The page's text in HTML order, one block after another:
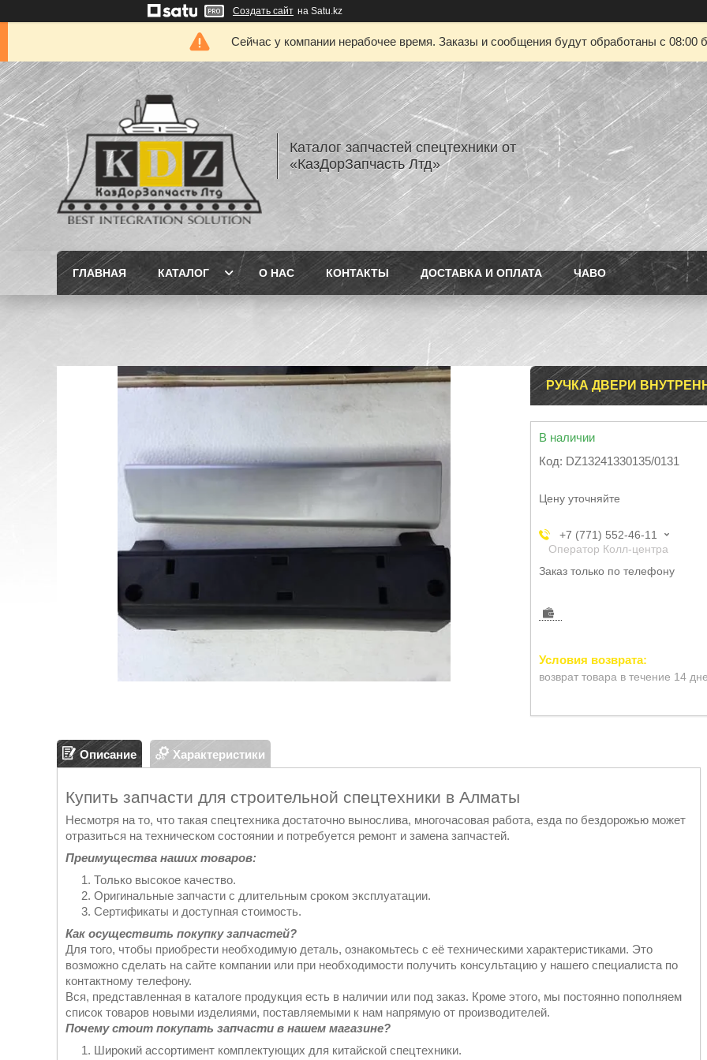
Создать сайт на Satu.kz
Сейчас у компании нерабочее время. Заказы и сообщения будут обработаны с 08:00
Каталог запчастей спецтехники от
«КазДорЗапчасть Лтд»
ГЛАВНАЯ КАТАЛОГ О НАС КОНТАКТЫ ДОСТАВКА И ОПЛАТА ЧАВО
РУЧКА ДВЕРИ
В наличии
Код: DZ13241330135/0131
Цену уточняйте
+7 (771) 552-46-11
Оператор Колл-центра
Заказ только по телефону
возврат товара в течение 14
Описание Характеристики
Купить запчасти для строительной спецтехники в Алматы
Несмотря на то, что такая спецтехника достаточно вынослива, многочасовая работа, езда по бездорожью может
отразиться на техническом состоянии и потребуется ремонт и замена запчастей.
Преимущества наших товаров:
Только высокое качество.
Оригинальные запчасти с длительным сроком эксплуатации.
Сертификаты и доступная стоимость.
Как осуществить покупку запчастей?
Для того, чтобы приобрести необходимую деталь, ознакомьтесь с её техническими характеристиками. Это
возможно сделать на сайте компании или при необходимости получить консультацию у нашего специалиста по
контактному телефону.
Вся, представленная в каталоге продукция есть в наличии или под заказ. Кроме этого, мы постоянно пополняем
список товаров новыми изделиями, поставляемыми к нам напрямую от производителей.
Почему стоит покупать запчасти в нашем магазине?
Широкий ассортимент комплектующих для китайской спецтехники.